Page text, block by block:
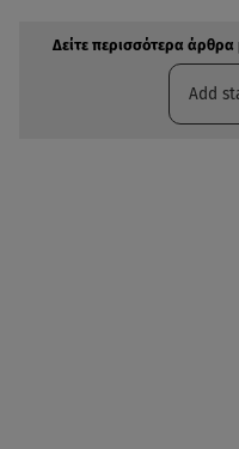
Δείτε περισσότερα
Add